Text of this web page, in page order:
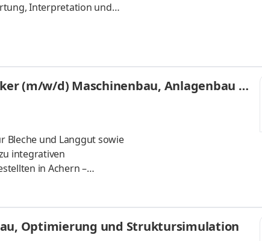
Interpretation und
(m/w/d) Maschinenbau, Anlagenbau un
Bleche und Langgut sowie
integrativen
in Achern –
und hat
18-köpfigen Team in der
Optimierung und Struktursimulation